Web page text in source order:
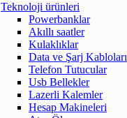
Teknoloji ürünleri
Powerbanklar
Akıllı saatler
Kulaklıklar
Data ve Şarj Kabloları
Telefon Tutucular
Usb Bellekler
Lazerli Kalemler
Hesap Makineleri